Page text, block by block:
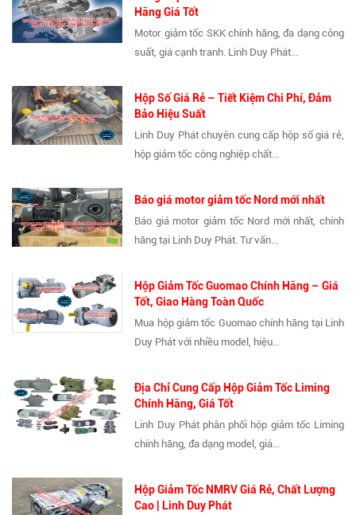
Hãng Giá Tốt
Motor giảm tốc SKK chính hãng, đa dạng công
suất, giá cạnh tranh. Linh Duy Phát...
Hộp Số Giá Rẻ – Tiết Kiệm Chi Phí, Đảm
Bảo Hiệu Suất
Linh Duy Phát chuyên cung cấp hộp số giá rẻ,
hộp giảm tốc công nghiệp chất...
Báo giá motor giảm tốc Nord mới nhất
Báo giá motor giảm tốc Nord mới nhất, chính
hãng tại Linh Duy Phát. Tư vấn...
Hộp Giảm Tốc Guomao Chính Hãng – Giá
Tốt, Giao Hàng Toàn Quốc
Mua hộp giảm tốc Guomao chính hãng tại Linh
Duy Phát với nhiều model, hiệu...
Địa Chỉ Cung Cấp Hộp Giảm Tốc Liming
Chính Hãng, Giá Tốt
Linh Duy Phát phân phối hộp giảm tốc Liming
chính hãng, đa dạng model, giá...
Hộp Giảm Tốc NMRV Giá Rẻ, Chất Lượng
Cao | Linh Duy Phát